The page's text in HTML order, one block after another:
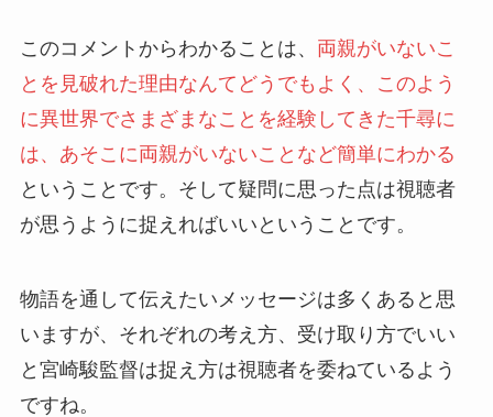
このコメントからわかることは、 両親がいないこ
とを見破れた理由なんてどうでもよく、このよう
に異世界でさまざまなことを経験してきた千尋に
は、あそこに両親がいないことなど簡単にわかる
ということです。そして疑問に思った点は視聴者
が思うように捉えればいいということです。
物語を通して伝えたいメッセージは多くあると思
いますが、それぞれの考え方、受け取り方でいい
と宮崎駿監督は捉え方は視聴者を委ねているよう
ですね。